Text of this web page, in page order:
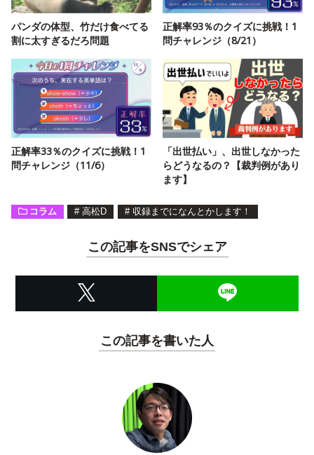
パンダの体型、竹だけ食べてる
割に太すぎるだろ問題
正解率93％のクイズに挑戦！1
問チャレンジ（8/21）
正解率33％のクイズに挑戦！1
問チャレンジ（11/6）
「出世払い」、出世しなかった
らどうなるの？【裁判例があり
ます】
コラム # 高松D # 収録までになんとかします！
この記事をSNSでシェア
この記事を書いた人